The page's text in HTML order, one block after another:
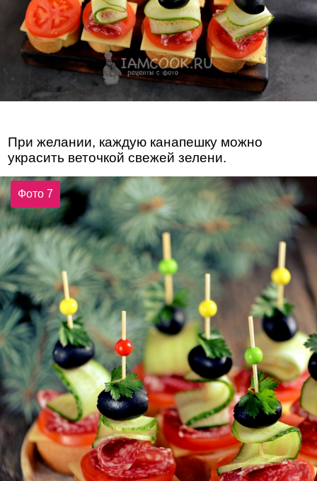
При желании, каждую канапешку можно
украсить веточкой свежей зелени.
Фото 7